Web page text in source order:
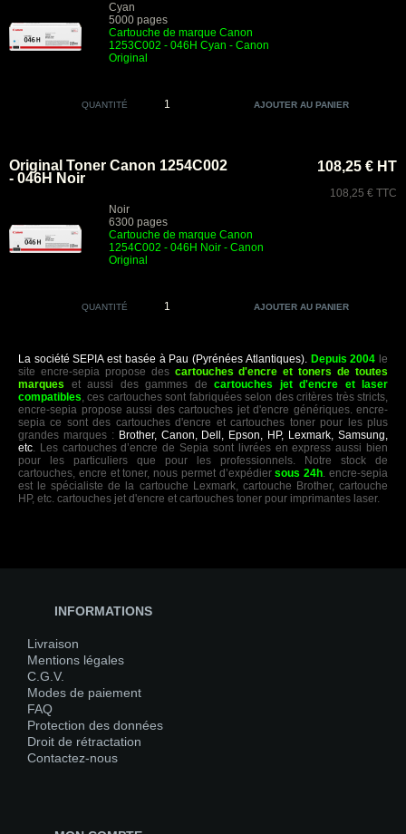
Cyan
5000 pages
Cartouche de marque Canon
1253C002 - 046H Cyan - Canon
Original
QUANTITÉ
Original Toner Canon 1254C002
- 046H Noir
Noir
6300 pages
Cartouche de marque Canon
1254C002 - 046H Noir - Canon
Original
108,25 € HT
108,25 € TTC
QUANTITÉ
La société SEPIA est basée à Pau (Pyrénées Atlantiques). Depuis 2004 le
site encre-sepia propose des cartouches d'encre et toners de toutes
marques et aussi des gammes de cartouches jet d'encre et laser
compatibles, ces cartouches sont fabriquées selon des critères très stricts,
encre-sepia propose aussi des cartouches jet d'encre génériques. encre-
sepia ce sont des cartouches d'encre et cartouches toner pour les plus
grandes marques : Brother, Canon, Dell, Epson, HP, Lexmark, Samsung,
etc. Les cartouches d’encre de Sepia sont livrées en express aussi bien
pour les particuliers que pour les professionnels. Notre stock de
cartouches, encre et toner, nous permet d’expédiersous 24h. encre-sepia
est le spécialiste de la cartouche Lexmark, cartouche Brother, cartouche
HP, etc. cartouches jet d'encre et cartouches toner pour imprimantes laser.
INFORMATIONS
Livraison
Mentions légales
C.G.V.
Modes de paiement
FAQ
Protection des données
Droit de rétractation
Contactez-nous